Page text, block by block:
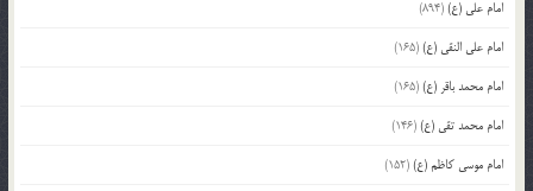
امام علی (ع)(894)
امام علی النقی (ع)(165)
امام محمد باقر (ع)(165)
امام محمد تقی (ع)(146)
امام موسی کاظم (ع)(152)